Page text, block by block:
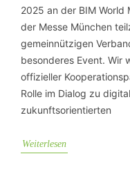
2025 an der BIM World
der Messe München
gemeinnützigen
besonderes Event. Wir
offizieller
Rolle im Dialog zu
zukunftsorientierten
Weiterlesen